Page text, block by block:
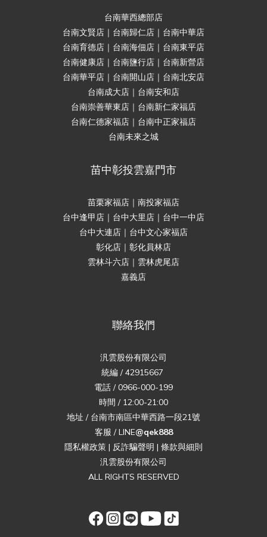
台南華西總部店
台南文賢店｜台南歸仁店｜台南中華店
台南育德店｜台南海佃店｜台南東平店
台南健康店｜台南鹽行店｜台南新營店
台南華平店｜台南開山店｜台南北安店
台南成大店｜台南安和店
台南崇善華東店｜台南新仁家福店
台南仁德家福店｜台南中正家福店
台南未來之城
苗中彰投雲嘉門市
苗栗家福店｜南投家福店
台中逢甲店｜台中大里店｜台中一中店
台中大連店｜台中文心家福店
彰化店｜彰化員林店
雲林斗六店｜雲林虎尾店
嘉義店
聯絡我們
汎雲股份有限公司
統編 / 42915667
電話 / 0966-000-199
時間 / 12:00-21:00
地址 / 台南市南區中華西路一段21號
客服 / LINE@qek888
隱私權政策 | 反詐騙聲明 | 條款與細則
汎雲股份有限公司
ALL RIGHTS RESERVED